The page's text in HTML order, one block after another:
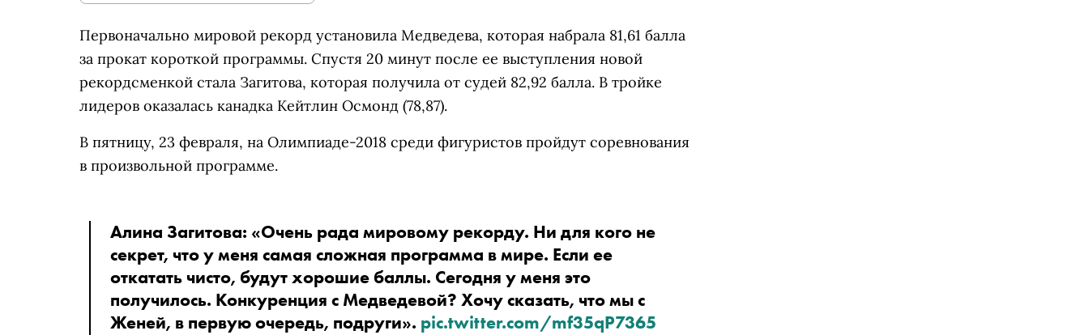
Первоначально мировой рекорд установила Медведева, которая набрала 81,61 балла
за прокат короткой программы. Спустя 20 минут после ее выступления новой
рекордсменкой стала Загитова, которая получила от судей 82,92 балла. В тройке
лидеров оказалась канадка Кейтлин Осмонд (78,87).
В пятницу, 23 февраля, на Олимпиаде-2018 среди фигуристов пройдут соревнования
в произвольной программе.
Алина Загитова: «Очень рада мировому рекорду. Ни для кого не
секрет, что у меня самая сложная программа в мире. Если ее
откатать чисто, будут хорошие баллы. Сегодня у меня это
получилось. Конкуренция с Медведевой? Хочу сказать, что мы с
Женей, в первую очередь, подруги». pic.twitter.com/mf35qP7365